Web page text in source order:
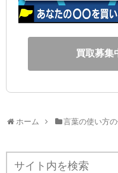
買取募集
ホーム 言葉の使い方